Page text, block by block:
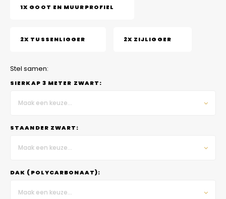
1X GOOT EN MUURPROFIEL
2X TUSSENLIGGER 2X ZIJLIGGER
Stel samen:
SIERKAP 3 METER ZWART:
Maak een keuze...
STAANDER ZWART:
Maak een keuze...
DAK (POLYCARBONAAT):
Maak een keuze...